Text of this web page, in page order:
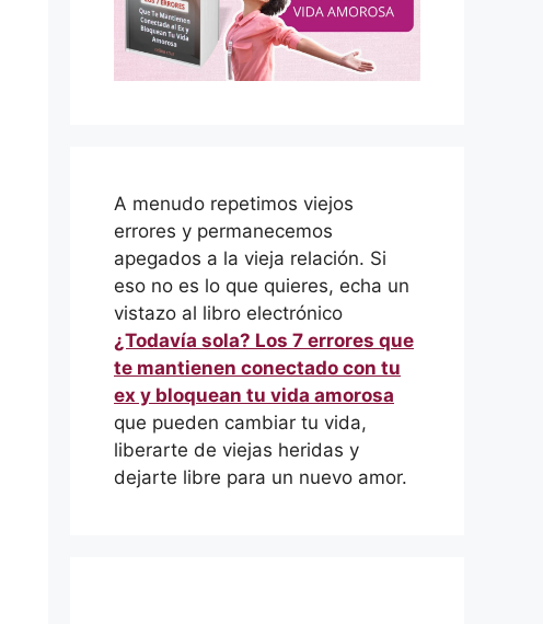
A menudo repetimos viejos
errores y permanecemos
apegados a la vieja relación. Si
eso no es lo que quieres, echa un
vistazo al libro electrónico
¿Todavía sola? Los 7 errores que
te mantienen conectado con tu
ex y bloquean tu vida amorosa
que pueden cambiar tu vida,
liberarte de viejas heridas y
dejarte libre para un nuevo amor.